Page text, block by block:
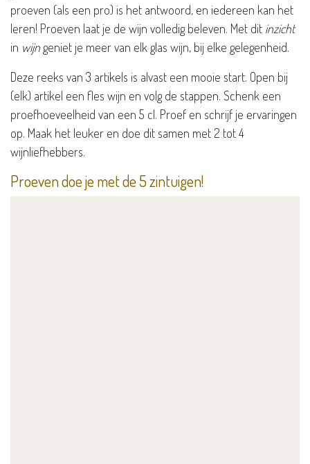
proeven (als een pro) is het antwoord, en iedereen kan het
leren! Proeven laat je de wijn volledig beleven. Met dit inzicht
in wijn geniet je meer van elk glas wijn, bij elke gelegenheid.
Deze reeks van 3 artikels is alvast een mooie start. Open bij
(elk) artikel een fles wijn en volg de stappen. Schenk een
proefhoeveelheid van een 5 cl. Proef en schrijf je ervaringen
op. Maak het leuker en doe dit samen met 2 tot 4
wijnliefhebbers.
​Proeven doe je met de 5 zintuigen!